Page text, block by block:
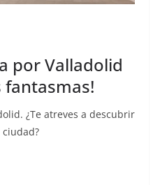
por Valladolid
fantasmas!
¿Te atreves a descubrir